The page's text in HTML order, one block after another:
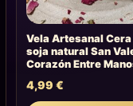
Vela Artesanal Cera
soja natural San
Corazón Entre
4,99 €